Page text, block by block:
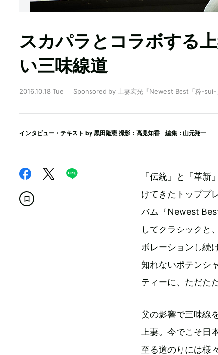
スカパラとコラボする
い三味線道
2016.10.18 Tue Sponsored by 上妻宏光『Newest Best「粋-sui-
インタビュー・テキスト by 黒田隆憲 撮影：高見知香 編集：山元翔一
「伝統」と「革
けてきたトッププ
バム『Newest
してクラシックと
ボレーションし続
知れないポテンシ
ティーに、ただた
父の影響で三味線
上妻。今でこそ日
至る道のりには様